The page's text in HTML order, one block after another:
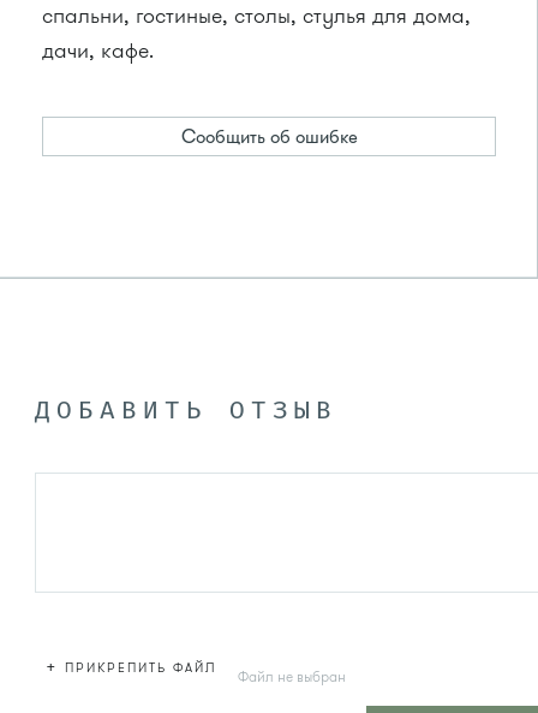
спальни, гостиные, столы, стулья для дома,
дачи, кафе.
Сообщить об ошибке
ДОБАВИТЬ ОТЗЫВ
+ ПРИКРЕПИТЬ ФАЙЛ Файл не выбран